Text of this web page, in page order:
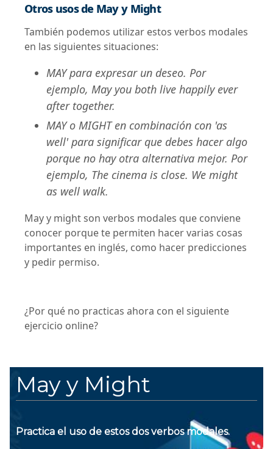
Otros usos de May y Might
También podemos utilizar estos verbos modales
en las siguientes situaciones:
MAY para expresar un deseo. Por
ejemplo, May you both live happily ever
after together.
MAY o MIGHT en combinación con 'as
well' para significar que debes hacer algo
porque no hay otra alternativa mejor. Por
ejemplo, The cinema is close. We might
as well walk.
May y might son verbos modales que conviene
conocer porque te permiten hacer varias cosas
importantes en inglés, como hacer predicciones
y pedir permiso.
¿Por qué no practicas ahora con el siguiente
ejercicio online?